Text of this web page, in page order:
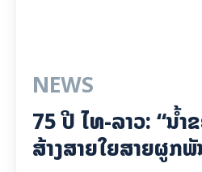
NEWS
75 ປີ ​ໄທ-ລາວ: “​ນ້ຳ​
ສ້າງສາຍໃຍ​ສາຍຜູກ